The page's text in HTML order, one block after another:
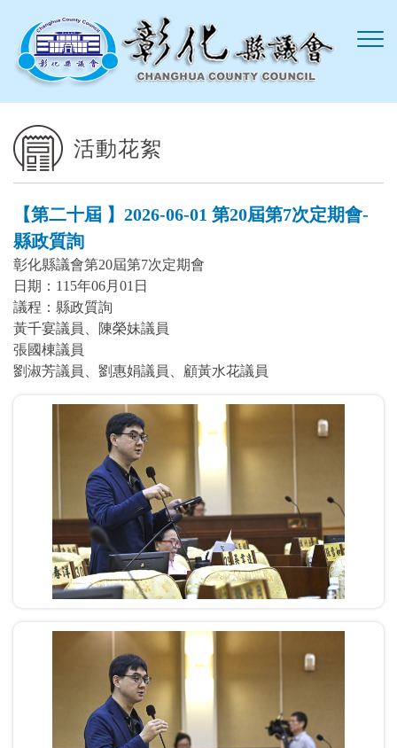
活動花絮
【第二十屆 】2026-06-01 第20屆第7次定期會-
縣政質詢
彰化縣議會第20屆第7次定期會
日期：115年06月01日
議程：縣政質詢
黃千宴議員、陳榮妹議員
張國棟議員
劉淑芳議員、劉惠娟議員、顧黃水花議員